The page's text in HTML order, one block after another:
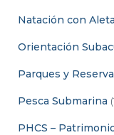
Natación con
Orientación
Parques y
Pesca Submarina
PHCS –